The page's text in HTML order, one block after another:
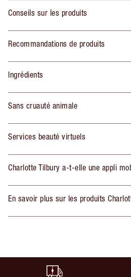
Conseils sur les produits
Recommandations de produits
Ingrédients
Sans cruauté animale
Services beauté virtuels
Charlotte Tilbury a-t-elle une appli
En savoir plus sur les produits